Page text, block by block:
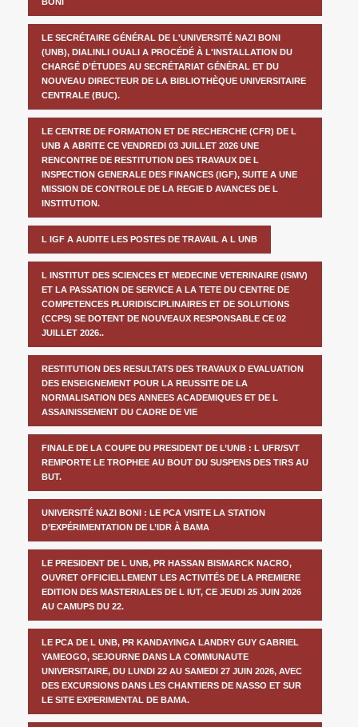
LE SECRÉTAIRE GÉNÉRAL DE L'UNIVERSITÉ NAZI BONI
(UNB), DIALINLI OUALI A PROCÉDÉ À L'INSTALLATION DU
CHARGÉ D’ÉTUDES AU SECRÉTARIAT GÉNÉRAL ET DU
NOUVEAU DIRECTEUR DE LA BIBLIOTHÈQUE UNIVERSITAIRE
CENTRALE (BUC).
LE CENTRE DE FORMATION ET DE RECHERCHE (CFR) DE L
UNB A ABRITE CE VENDREDI 03 JUILLET 2026 UNE
RENCONTRE DE RESTITUTION DES TRAVAUX DE L
INSPECTION GENERALE DES FINANCES (IGF), SUITE A UNE
MISSION DE CONTROLE DE LA REGIE D AVANCES DE L
INSTITUTION.
L IGF A AUDITE LES POSTES DE TRAVAIL A L UNB
L INSTITUT DES SCIENCES ET MEDECINE VETERINAIRE (ISMV)
ET LA PASSATION DE SERVICE A LA TETE DU CENTRE DE
COMPETENCES PLURIDISCIPLINAIRES ET DE SOLUTIONS
(CCPS) SE DOTENT DE NOUVEAUX RESPONSABLE CE 02
JUILLET 2026..
RESTITUTION DES RESULTATS DES TRAVAUX D EVALUATION
DES ENSEIGNEMENT POUR LA REUSSITE DE LA
NORMALISATION DES ANNEES ACADEMIQUES ET DE L
ASSAINISSEMENT DU CADRE DE VIE
FINALE DE LA COUPE DU PRESIDENT DE L’UNB : L UFR/SVT
REMPORTE LE TROPHEE AU BOUT DU SUSPENS DES TIRS AU
BUT.
UNIVERSITÉ NAZI BONI : LE PCA VISITE LA STATION
D’EXPÉRIMENTATION DE L’IDR À BAMA
LE PRESIDENT DE L UNB, PR HASSAN BISMARCK NACRO,
OUVRET OFFICIELLEMENT LES ACTIVITÉS DE LA PREMIERE
EDITION DES MASTERIALES DE L IUT, CE JEUDI 25 JUIN 2026
AU CAMUPS DU 22.
LE PCA DE L UNB, PR KANDAYINGA LANDRY GUY GABRIEL
YAMEOGO, SEJOURNE DANS LA COMMUNAUTE
UNIVERSITAIRE, DU LUNDI 22 AU SAMEDI 27 JUIN 2026, AVEC
DES EXCURSIONS DANS LES CHANTIERS DE NASSO ET SUR
LE SITE EXPERIMENTAL DE BAMA.